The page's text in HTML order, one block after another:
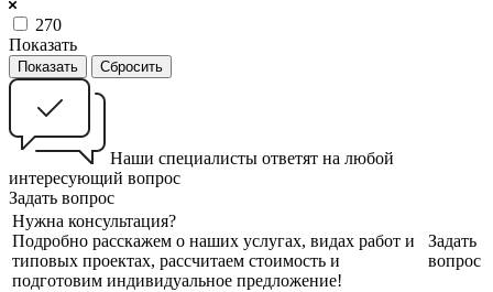
270
Показать
Сбросить
Наши специалисты ответят на любой
интересующий вопрос
Задать вопрос
Нужна консультация?
Подробно расскажем о наших услугах, видах работ и
типовых проектах, рассчитаем стоимость и
подготовим индивидуальное предложение!
Задать
вопрос